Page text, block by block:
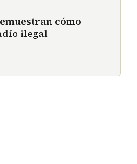
cómo
ilegal